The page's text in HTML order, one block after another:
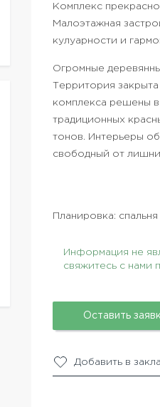
Комплекс
Малоэтажная
кулуарности и
Огромные
Территория
комплекса решены
традиционных
тонов. Интерьеры
свободный от
Планировка:
Информация не
свяжитесь с нами
Оставить
Добавить в